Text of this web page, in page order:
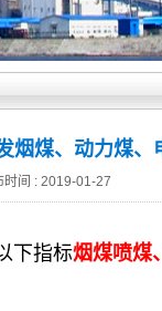
烟煤、动力煤、
时间 : 2019-01-27
下指标烟煤喷煤